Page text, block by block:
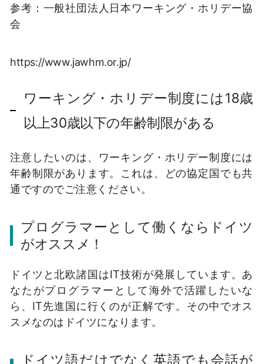
参考：一般社団法人日本ワーキング・ホリデー協
会
https://www.jawhm.or.jp/
ワーキング・ホリデー制度には18歳
以上30歳以下の年齢制限がある
注意したいのは、ワーキング・ホリデー制度には
年齢制限があります。これは、どの協定国でも共
通ですのでご注意ください。
プログラマーとして働くならドイツ
がオススメ！
ドイツと北欧諸国はIT技術が発展しています。あ
なたがプログラマーとして海外で活躍したいな
ら、IT先進国に行くのが正解です。その中でオス
スメなのはドイツになります。
ドイツ語だけでなく英語でも会話が